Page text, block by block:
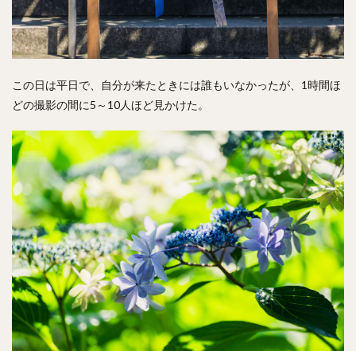
この日は平日で、自分が来たときには誰もいなかったが、1時間ほ
どの撮影の間に5～10人ほど見かけた。